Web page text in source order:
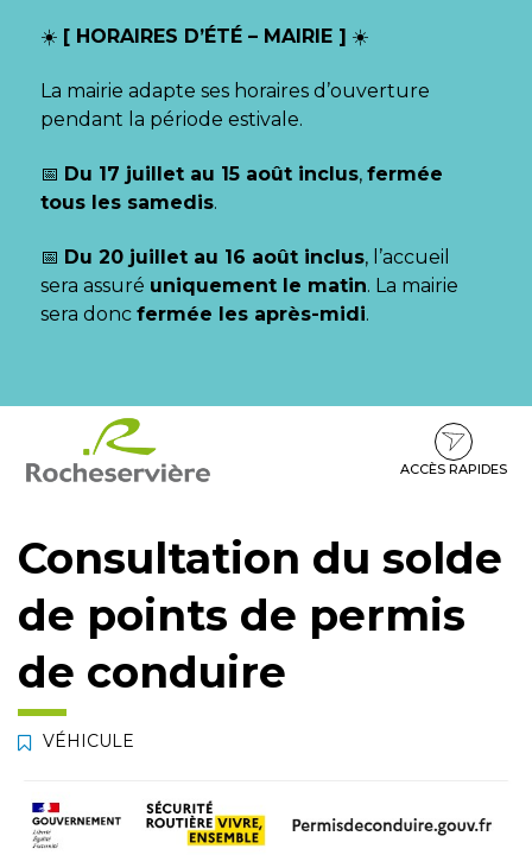
☀️ [ HORAIRES D’ÉTÉ – MAIRIE ] ☀️
La mairie adapte ses horaires d’ouverture
pendant la période estivale.
📅 Du 17 juillet au 15 août inclus, fermée
tous les samedis.
📅 Du 20 juillet au 16 août inclus, l’accueil
sera assuré uniquement le matin. La mairie
sera donc fermée les après-midi.
contenu
pied
ACCÈS RAPIDES
Consultation du solde
de points de permis
de conduire
VÉHICULE